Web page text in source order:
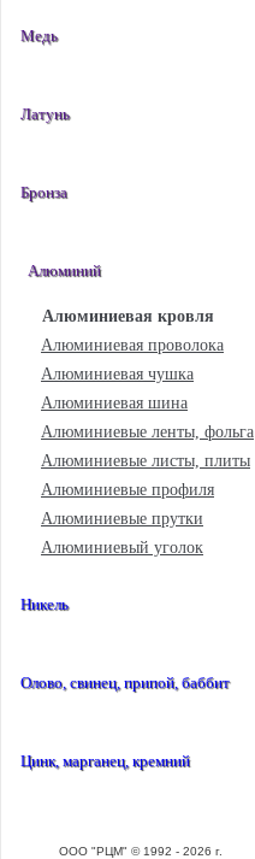
Медь
Латунь
Бронза
Алюминий
Алюминиевая кровля
Алюминиевая проволока
Алюминиевая чушка
Алюминиевая шина
Алюминиевые ленты, фольга
Алюминиевые листы, плиты
Алюминиевые профиля
Алюминиевые прутки
Алюминиевый уголок
Никель
Олово, свинец, припой, баббит
Цинк, марганец, кремний
ООО "РЦМ" © 1992 - 2026 г.